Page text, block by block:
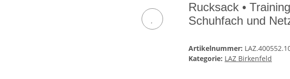
Rucksack •
Schuhfach und
Artikelnummer:
Kategorie: LAZ Birkenfeld